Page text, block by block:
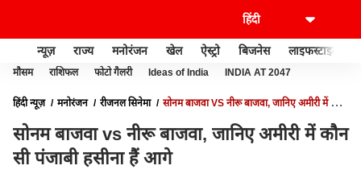
न्यूज़ राज्य मनोरंजन खेल ऐस्ट्रो बिजनेस लाइफस्टाइल
मौसम राशिफल फोटो गैलरी Ideas of India INDIA AT 2047
हिंदी न्यूज़ मनोरंजन रीजनल सिनेमा
सोनम बाजवा VS नीरू बाजवा, जानिए अमीरी में कौन
सोनम बाजवा vs नीरू बाजवा, जानिए अमीरी में कौन
सी पंजाबी हसीना हैं आगे